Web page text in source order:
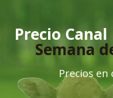
Precio
Semana
Precios en